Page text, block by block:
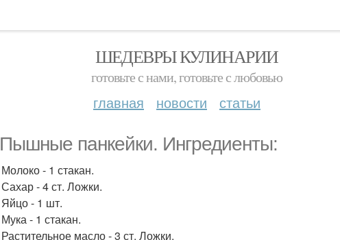
ШЕДЕВРЫ КУЛИНАРИИ
готовьте с нами, готовьте с любовью
главная новости статьи
Пышные панкейки. Ингредиенты:
Молоко - 1 стакан.
Сахар - 4 ст. Ложки.
Яйцо - 1 шт.
Мука - 1 стакан.
Растительное масло - 3 ст. Ложки.